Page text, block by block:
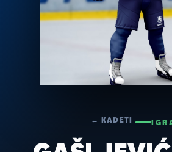
← KADETI